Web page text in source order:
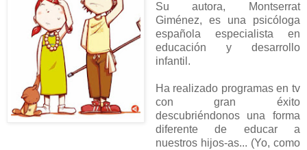
Su autora, Montserrat
Giménez, es una psicóloga
española especialista en
educación y desarrollo
infantil.
Ha realizado programas en tv
con gran éxito
descubriéndonos una forma
diferente de educar a
nuestros hijos-as... (Yo, como